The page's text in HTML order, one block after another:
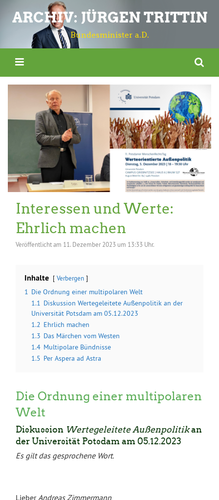
ARCHIV: JÜRGEN TRITTIN
Bundesminister a.D.
Interessen und Werte:
Ehrlich machen
Veröffentlicht am 11. Dezember 2023 um 13:33 Uhr.
Inhalte Verbergen
1 Die Ordnung einer multipolaren Welt
1.1 Diskussion Wertegeleitete Außenpolitik an der
Universität Potsdam am 05.12.2023
1.2 Ehrlich machen
1.3 Das Märchen vom Westen
1.4 Multipolare Bündnisse
1.5 Per Aspera ad Astra
Die Ordnung einer multipolaren
Welt
Diskussion Wertegeleitete Außenpolitikan
der Universität Potsdam am 05.12.2023
Es gilt das gesprochene Wort.
LieberAndreas Zimmermann,